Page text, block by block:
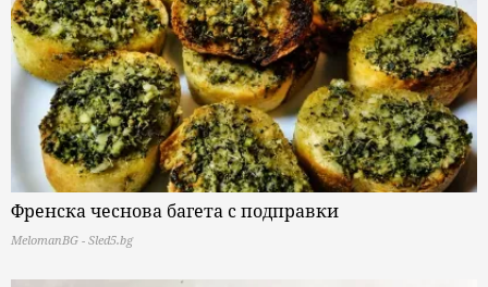
Френска чеснова багета с подправки
MelomanBG - Sled5.bg